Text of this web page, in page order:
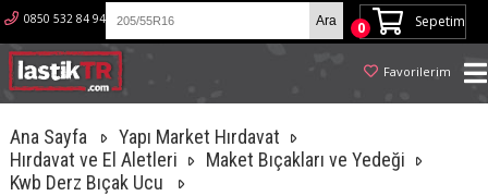
Sepetim
0
Favorilerim
0850 532 84 94
Ana Sayfa
Yapı Market Hırdavat
Hırdavat ve El Aletleri
Maket Bıçakları ve Yedeği
Kwb Derz Bıçak Ucu